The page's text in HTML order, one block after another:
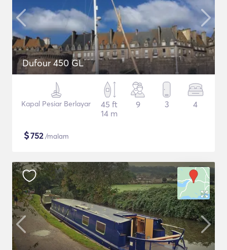
Dufour 450 GL
Kapal Pesiar Berlayar
45 ft
14 m
9 3 4
$752/malam